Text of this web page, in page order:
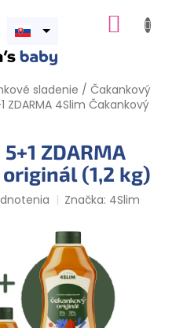
Otvoriť
sladenie / Čakankový
ZDARMA 4Slim Čakankový
ZDARMA
(1,2 kg)
Značka: 4Slim